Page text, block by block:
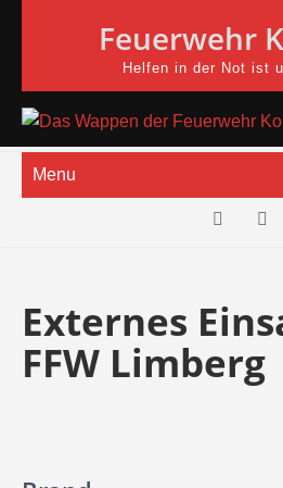
Feuerwehr
Helfen in der Not ist
Menu
Externes
FFW Limberg